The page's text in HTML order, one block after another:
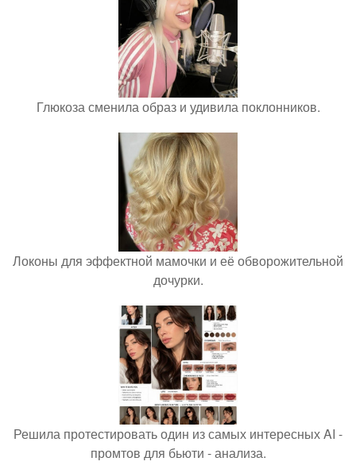
Глюкоза сменила образ и удивила поклонников.
Локоны для эффектной мамочки и её обворожительной
дочурки.
Решила протестировать один из самых интересных AI -
промтов для бьюти - анализа.